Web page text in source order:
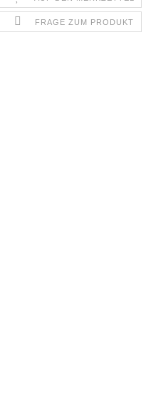
FRAGE ZUM PRODUKT